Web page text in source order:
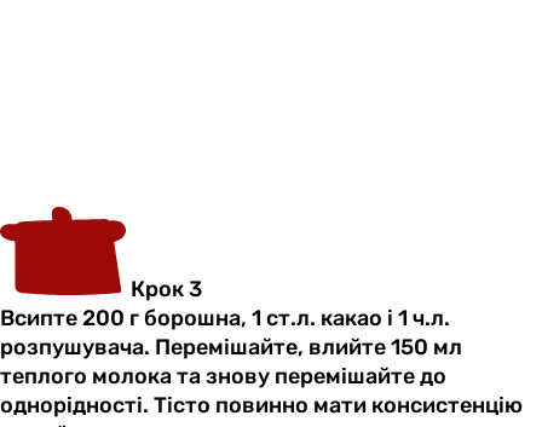
Крок 3
Всипте 200 г борошна, 1 ст.л. какао і 1 ч.л.
розпушувача. Перемішайте, влийте 150 мл
теплого молока та знову перемішайте до
однорідності. Тісто повинно мати консистенцію